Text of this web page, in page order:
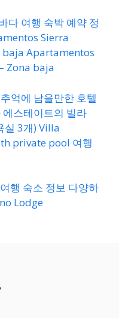
다 여행 숙박 예약 정
Sierra
baja Apartamentos
Zona baja
억에 남을만한 호텔
스테이트의 빌라
실 3개) Villa
private pool 여행
행 숙소 정보 다양하
Lodge